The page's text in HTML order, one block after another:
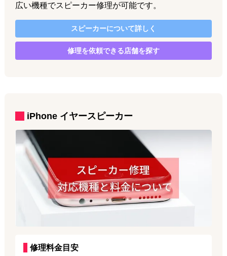
広い機種でスピーカー修理が可能です。
スピーカーについて詳しく
修理を依頼できる店舗を探す
iPhone イヤースピーカー
修理料金目安